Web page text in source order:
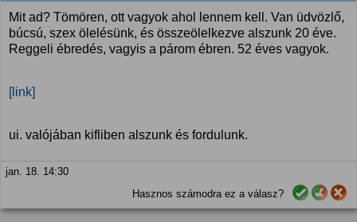
Mit ad? Tömören, ott vagyok ahol lennem kell. Van üdvözlő,
búcsú, szex ölelésünk, és összeölelkezve alszunk 20 éve.
Reggeli ébredés, vagyis a párom ébren. 52 éves vagyok.
[link]
ui. valójában kifliben alszunk és fordulunk.
jan. 18. 14:30
Hasznos számodra ez a válasz?